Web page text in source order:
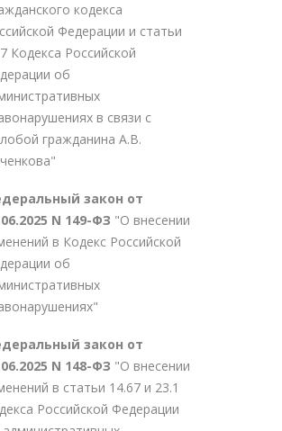
кодекса
Федерации и статьи
Кодекса Российской
об
в связи с
гражданина А.В.
закон от
N 149-ФЗ "О внесении
в Кодекс Российской
об
закон от
N 148-ФЗ "О внесении
в статьи 14.67 и 23.1
Российской Федерации